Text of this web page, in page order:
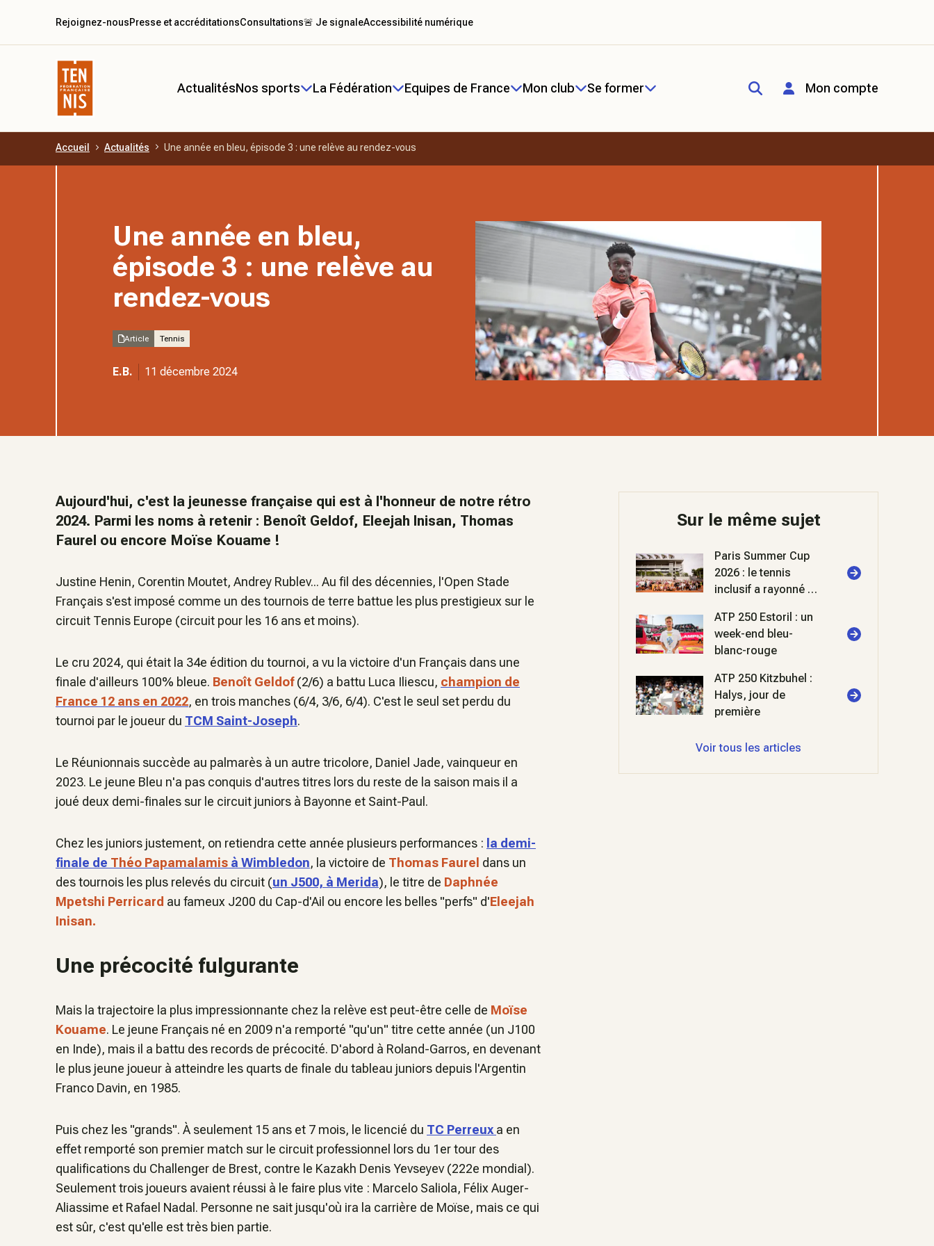
Aller au contenu principal
ActualitésNos sports La Fédération Equipes de France Mon club Se former Mon compte
Rejoignez-nousPresse et accréditationsConsultations🚨 Je signaleAccessibilité numérique
Accueil Actualités Une année en bleu, épisode 3 : une relève au rendez-vous
Une année en bleu,
épisode 3 : une relève au
rendez-vous
Article Tennis
E.B. 11 décembre 2024
Aujourd'hui, c'est la jeunesse française qui est à l'honneur de notre rétro
2024. Parmi les noms à retenir : Benoît Geldof, Eleejah Inisan, Thomas
Faurel ou encore Moïse Kouame !
Justine Henin, Corentin Moutet, Andrey Rublev... Au fil des décennies, l'Open Stade
Français s'est imposé comme un des tournois de terre battue les plus prestigieux sur le
circuit Tennis Europe (circuit pour les 16 ans et moins).
Le cru 2024, qui était la 34e édition du tournoi, a vu la victoire d'un Français dans une
finale d'ailleurs 100% bleue. Benoît Geldof(2/6) a battu Luca Iliescu, champion de
France 12 ans en 2022, en trois manches (6/4, 3/6, 6/4). C'est le seul set perdu du
tournoi par le joueur du TCM Saint-Joseph.
Le Réunionnais succède au palmarès à un autre tricolore, Daniel Jade, vainqueur en
2023. Le jeune Bleu n'a pas conquis d'autres titres lors du reste de la saison mais il a
joué deux demi-finales sur le circuit juniors à Bayonne et Saint-Paul.
Chez les juniors justement, on retiendra cette année plusieurs performances : la demi-
finale de Théo Papamalamis à Wimbledon, la victoire de Thomas Faurel dans un
des tournois les plus relevés du circuit (un J500, à Merida), le titre de Daphnée
Mpetshi Perricard au fameux J200 du Cap-d'Ail ou encore les belles "perfs" d'Eleejah
Inisan.
Une précocité fulgurante
Mais la trajectoire la plus impressionnante chez la relève est peut-être celle de Moïse
Kouame. Le jeune Français né en 2009 n'a remporté "qu'un" titre cette année (un J100
en Inde), mais il a battu des records de précocité. D'abord à Roland-Garros, en devenant
le plus jeune joueur à atteindre les quarts de finale du tableau juniors depuis l'Argentin
Franco Davin, en 1985.
Puis chez les "grands". À seulement 15 ans et 7 mois, le licencié du TC Perreux a en
effet remporté son premier match sur le circuit professionnel lors du 1er tour des
qualifications du Challenger de Brest, contre le Kazakh Denis Yevseyev (222e mondial).
Seulement trois joueurs avaient réussi à le faire plus vite : Marcelo Saliola, Félix Auger-
Aliassime et Rafael Nadal. Personne ne sait jusqu'où ira la carrière de Moïse, mais ce qui
est sûr, c'est qu'elle est très bien partie.
Sur le même sujet
Paris Summer Cup
2026 : le tennis
inclusif a rayonné à
ATP 250 Estoril : un
week-end bleu-
blanc-rouge
ATP 250 Kitzbuhel :
Halys, jour de
première
Voir tous les articles